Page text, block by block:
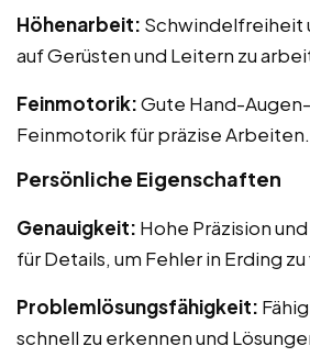
Höhenarbeit: Schwindelfreiheit
auf Gerüsten und Leitern zu
Feinmotorik:Gute Hand-
Feinmotorik für präzise Arbeiten.
Persönliche Eigenschaften
Genauigkeit: Hohe Präzision
für Details, um Fehler in Erding
Problemlösungsfähigkeit:
schnell zu erkennen und